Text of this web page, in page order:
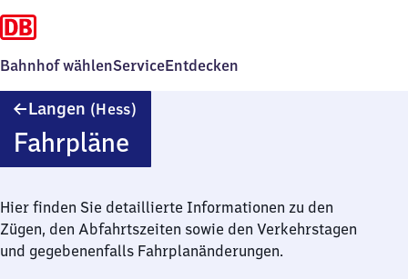
Bahnhof wählenServiceEntdecken
Langen (Hess)
Fahrpläne
Hier finden Sie detaillierte Informationen zu den
Zügen, den Abfahrtszeiten sowie den Verkehrstagen
und gegebenenfalls Fahrplanänderungen.